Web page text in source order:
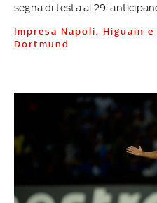
segna di testa al 29'
Impresa Napoli, Higuain e Insigne stendono il
Dortmund